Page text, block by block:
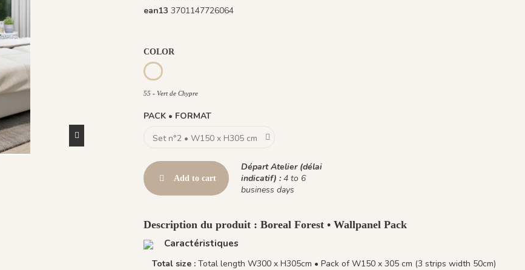
ean13 3701147726064
COLOR
55 - Vert de Chypre
55 - Vert de Chypre
PACK • FORMAT
Add to cart
Départ Atelier (délai
indicatif) : 4 to 6
business days
Description du produit : Boreal Forest • Wallpanel Pack
Caractéristiques
Total size : Total length W300 x H305cm • Pack of W150 x 305 cm (3 strips width 50cm)